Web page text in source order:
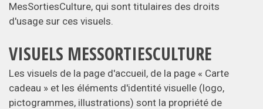
MesSortiesCulture, qui sont titulaires des droits
d'usage sur ces visuels.
VISUELS MESSORTIESCULTURE
Les visuels de la page d'accueil, de la page « Carte
cadeau » et les éléments d'identité visuelle (logo,
pictogrammes, illustrations) sont la propriété de